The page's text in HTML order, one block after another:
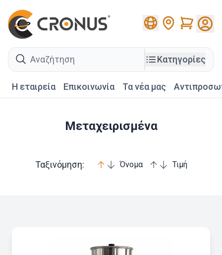
Cart
search
Κατηγορίες
Η εταιρεία Επικοινωνία Τα νέα μας
Μεταχειρισμένα
Ταξινόμηση: Όνομα Τιμή